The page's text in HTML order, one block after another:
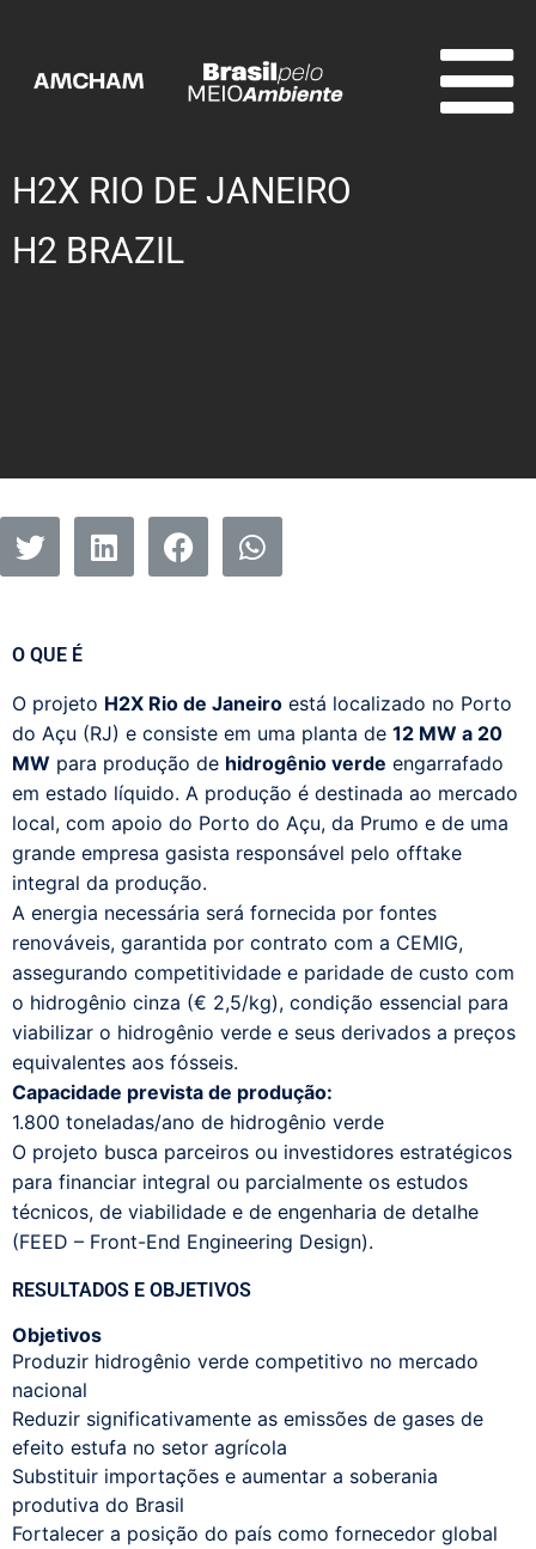
H2X RIO DE JANEIRO
H2 BRAZIL
O QUE É
O projeto H2X Rio de Janeiro está localizado no Porto
do Açu (RJ) e consiste em uma planta de 12 MW a 20
MW para produção de hidrogênio verde engarrafado
em estado líquido. A produção é destinada ao mercado
local, com apoio do Porto do Açu, da Prumo e de uma
grande empresa gasista responsável pelo offtake
integral da produção.
A energia necessária será fornecida por fontes
renováveis, garantida por contrato com a CEMIG,
assegurando competitividade e paridade de custo com
o hidrogênio cinza (€ 2,5/kg), condição essencial para
viabilizar o hidrogênio verde e seus derivados a preços
equivalentes aos fósseis.
Capacidade prevista de produção:
1.800 toneladas/ano de hidrogênio verde
O projeto busca parceiros ou investidores estratégicos
para financiar integral ou parcialmente os estudos
técnicos, de viabilidade e de engenharia de detalhe
(FEED – Front-End Engineering Design).
RESULTADOS E OBJETIVOS
Objetivos
Produzir hidrogênio verde competitivo no mercado
nacional
Reduzir significativamente as emissões de gases de
efeito estufa no setor agrícola
Substituir importações e aumentar a soberania
produtiva do Brasil
Fortalecer a posição do país como fornecedor global